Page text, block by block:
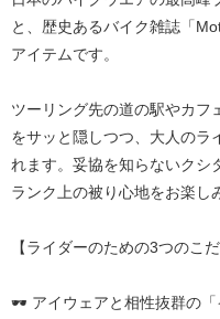
と、歴史あるバイク雑誌「
アイテムです。
ツーリング先の道の駅やカフ
をサッと隠しつつ、大人のラ
れます。妥協を知らないクシ
ランク上の被り心地をお楽し
【ライダーのための3つのこだ
🕶️ アイウェアと相性抜群の「